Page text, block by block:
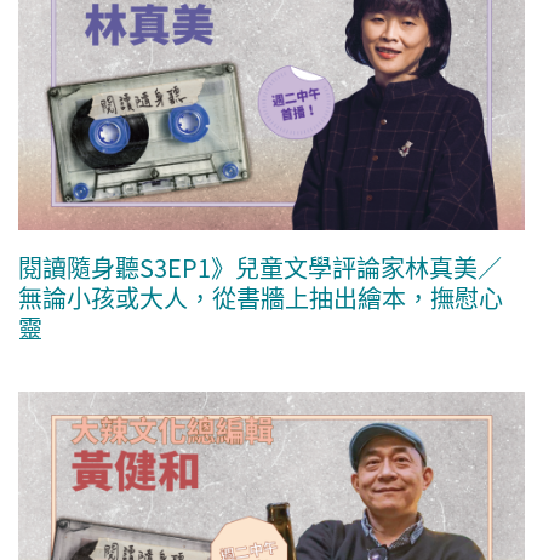
閱讀隨身聽S3EP1》兒童文學評論家林真美／
無論小孩或大人，從書牆上抽出繪本，撫慰心
靈